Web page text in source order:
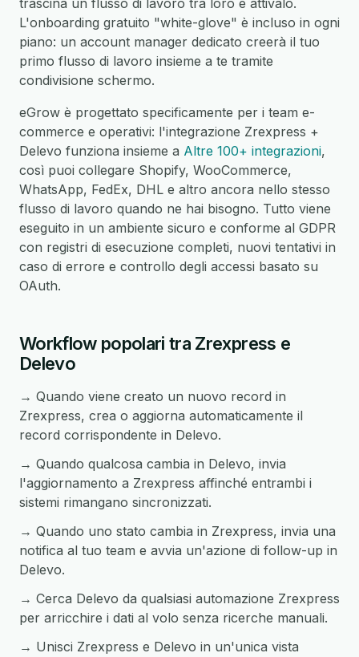
trascina un flusso di lavoro tra loro e attivalo.
L'onboarding gratuito "white-glove" è incluso in ogni
piano: un account manager dedicato creerà il tuo
primo flusso di lavoro insieme a te tramite
condivisione schermo.
eGrow è progettato specificamente per i team e-
commerce e operativi: l'integrazione Zrexpress +
Delevo funziona insieme a Altre 100+ integrazioni,
così puoi collegare Shopify, WooCommerce,
WhatsApp, FedEx, DHL e altro ancora nello stesso
flusso di lavoro quando ne hai bisogno. Tutto viene
eseguito in un ambiente sicuro e conforme al GDPR
con registri di esecuzione completi, nuovi tentativi in
caso di errore e controllo degli accessi basato su
OAuth.
Workflow popolari tra Zrexpress e
Delevo
→ Quando viene creato un nuovo record in
Zrexpress, crea o aggiorna automaticamente il
record corrispondente in Delevo.
→ Quando qualcosa cambia in Delevo, invia
l'aggiornamento a Zrexpress affinché entrambi i
sistemi rimangano sincronizzati.
→ Quando uno stato cambia in Zrexpress, invia una
notifica al tuo team e avvia un'azione di follow-up in
Delevo.
→ Cerca Delevo da qualsiasi automazione Zrexpress
per arricchire i dati al volo senza ricerche manuali.
→ Unisci Zrexpress e Delevo in un'unica vista